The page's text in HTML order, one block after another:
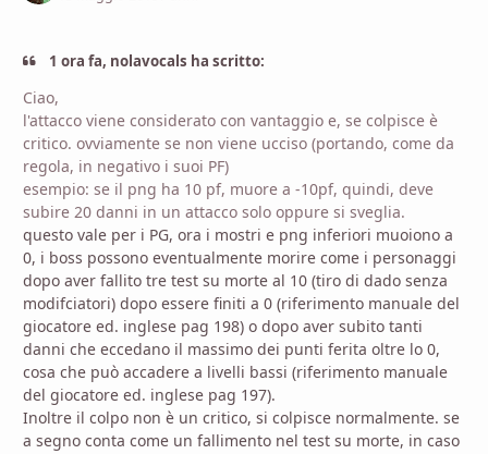
1 ora fa, nolavocals ha scritto:
Ciao,
l'attacco viene considerato con vantaggio e, se colpisce è
critico. ovviamente se non viene ucciso (portando, come da
regola, in negativo i suoi PF)
esempio: se il png ha 10 pf, muore a -10pf, quindi, deve
subire 20 danni in un attacco solo oppure si sveglia.
questo vale per i PG, ora i mostri e png inferiori muoiono a
0, i boss possono eventualmente morire come i personaggi
dopo aver fallito tre test su morte al 10 (tiro di dado senza
modifciatori) dopo essere finiti a 0 (riferimento manuale del
giocatore ed. inglese pag 198) o dopo aver subito tanti
danni che eccedano il massimo dei punti ferita oltre lo 0,
cosa che può accadere a livelli bassi (riferimento manuale
del giocatore ed. inglese pag 197).
Inoltre il colpo non è un critico, si colpisce normalmente. se
a segno conta come un fallimento nel test su morte, in caso